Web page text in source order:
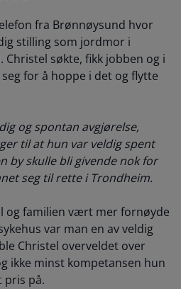
fra Brønnøysund hvor
stilling som jordmor i
Christel søkte, fikk jobben og i
for å hoppe i det og flytte
og spontan avgjørelse,
til at hun var veldig spent
by skulle bli givende nok for
seg til rette i Trondheim.
og familien vært mer fornøyde
var man en av veldig
Christel overveldet over
ikke minst kompetansen hun
pris på.